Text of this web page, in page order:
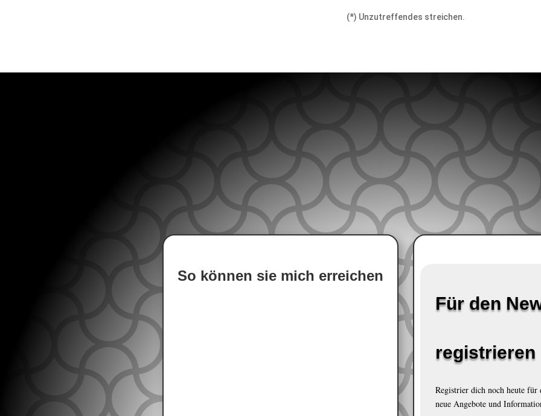
(*) Unzutreffendes streichen.
So können sie mich erreichen
Für den
registrieren
Registrier dich noch heute für
neue Angebote und